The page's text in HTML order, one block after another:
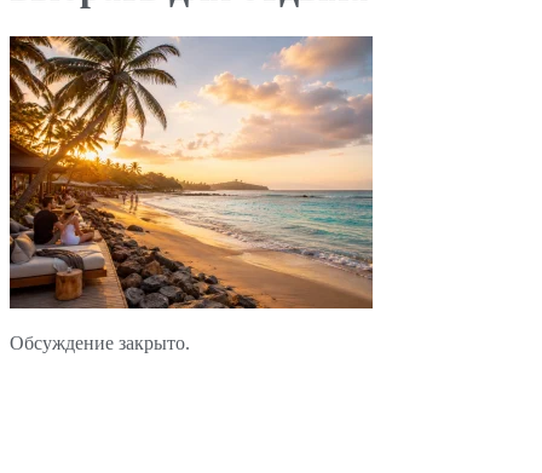
Обсуждение закрыто.